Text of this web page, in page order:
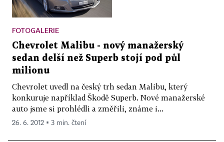
FOTOGALERIE
Chevrolet Malibu - nový manažerský
sedan delší než Superb stojí pod půl
milionu
Chevrolet uvedl na český trh sedan Malibu, který
konkuruje například Škodě Superb. Nové manažerské
auto jsme si prohlédli a změřili, známe i...
26. 6. 2012 ▪ 3 min. čtení